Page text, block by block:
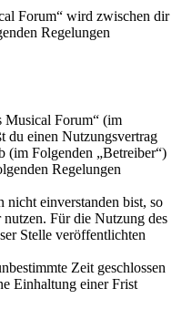
Forum“ wird zwischen dir
Regelungen
Musical Forum“ (im
du einen Nutzungsvertrag
(im Folgenden „Betreiber“)
Regelungen
nicht einverstanden bist, so
Für die Nutzung des
Stelle veröffentlichten
Zeit geschlossen
Einhaltung einer Frist